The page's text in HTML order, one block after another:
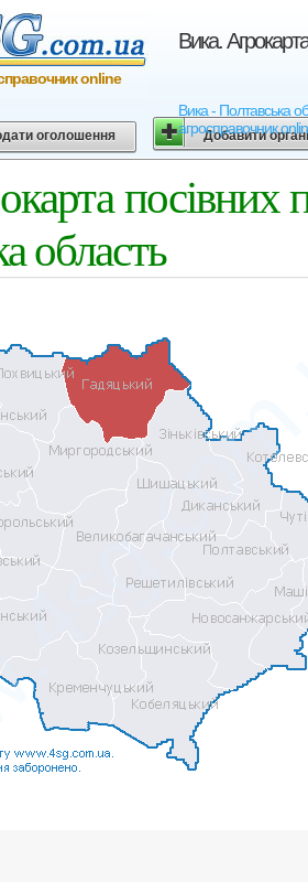
Вика.
Вика - Полтавська
агросправочник
online
оголошення Добавити
область